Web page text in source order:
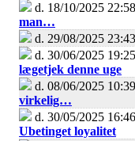
d. 18/10/2025
man…
d. 29/08/2025
d. 30/06/2025
lægetjek denne uge
d. 08/06/2025
virkelig…
d. 30/05/2025
Ubetinget loyalitet